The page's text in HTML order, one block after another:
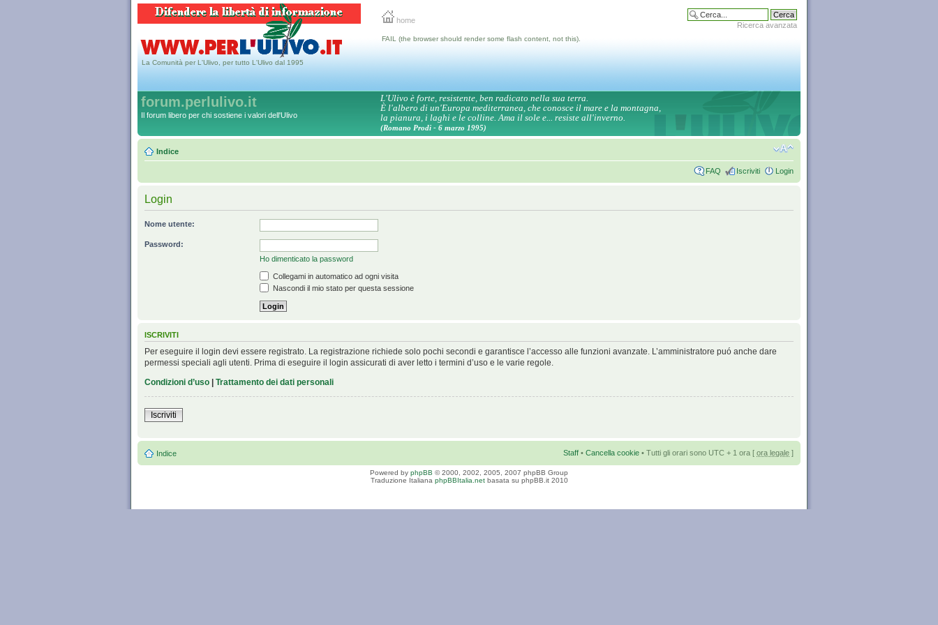
home
Ricerca avanzata
La Comunità per L'Ulivo, per tutto L'Ulivo dal 1995
FAIL (the browser should render some flash content, not this).
forum.perlulivo.it
Il forum libero per chi sostiene i valori dell'Ulivo
L'Ulivo è forte, resistente, ben radicato nella sua terra.
È l'albero di un'Europa mediterranea, che conosce il mare e la montagna,
la pianura, i laghi e le colline. Ama il sole e... resiste all'inverno.
(Romano Prodi - 6 marzo 1995)
Indice
FAQ Iscriviti Login
Login
Nome utente:
Password:
Ho dimenticato la password
Collegami in automatico ad ogni visita
Nascondi il mio stato per questa sessione
ISCRIVITI
Per eseguire il login devi essere registrato. La registrazione richiede solo pochi secondi e garantisce l’accesso alle funzioni avanzate. L’amministratore puó anche dare
permessi speciali agli utenti. Prima di eseguire il login assicurati di aver letto i termini d’uso e le varie regole.
Condizioni d’uso | Trattamento dei dati personali
Iscriviti
Indice Staff • Cancella cookie • Tutti gli orari sono UTC + 1 ora [ ora legale ]
Powered by phpBB © 2000, 2002, 2005, 2007 phpBB Group
Traduzione Italiana phpBBItalia.netbasata su phpBB.it 2010